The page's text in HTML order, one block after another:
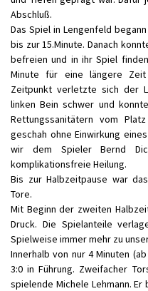
Abschluß.
Das Spiel in Lengenfeld
bis zur 15.Minute. Danach
befreien und in ihr Spiel
Minute für eine längere
Zeitpunkt verletzte sich der
linken Bein schwer und
Rettungssanitätern vom
geschah ohne Einwirkung
wir dem Spieler Bernd
komplikationsfreie Heilung.
Bis zur Halbzeitpause war
Tore.
Mit Beginn der zweiten
Druck. Die Spielanteile
Spielweise immer mehr zu
Innerhalb von nur 4 Minuten
3:0 in Führung. Zweifacher
spielende Michele Lehmann.